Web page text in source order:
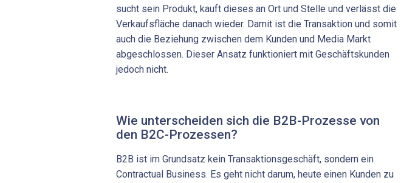
sucht sein Produkt, kauft dieses an Ort und Stelle und verlässt die
Verkaufsfläche danach wieder. Damit ist die Transaktion und somit
auch die Beziehung zwischen dem Kunden und Media Markt
abgeschlossen. Dieser Ansatz funktioniert mit Geschäftskunden
jedoch nicht.
Wie unterscheiden sich die B2B-Prozesse von
den B2C-Prozessen?
B2B ist im Grundsatz kein Transaktionsgeschäft, sondern ein
Contractual Business. Es geht nicht darum, heute einen Kunden zu